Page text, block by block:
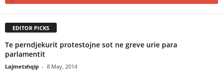
EDITOR PICKS
Te perndjekurit protestojne sot ne greve urie para
parlamentit
Lajmetshqip - 8 May, 2014